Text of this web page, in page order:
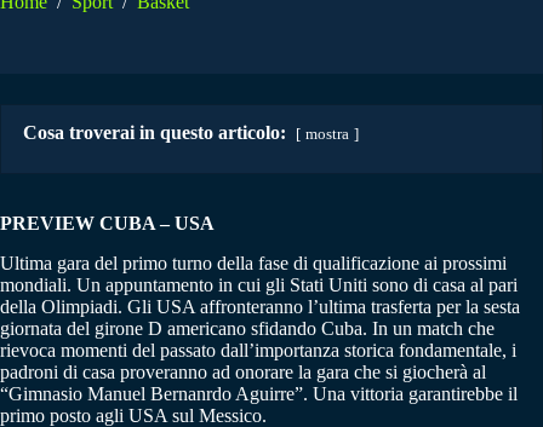
Cosa troverai in questo articolo: mostra
PREVIEW CUBA – USA
Ultima gara del primo turno della fase di qualificazione ai prossimi
mondiali. Un appuntamento in cui gli Stati Uniti sono di casa al pari
della Olimpiadi. Gli USA affronteranno l’ultima trasferta per la sesta
giornata del girone D americano sfidando Cuba. In un match che
rievoca momenti del passato dall’importanza storica fondamentale, i
padroni di casa proveranno ad onorare la gara che si giocherà al
“Gimnasio Manuel Bernanrdo Aguirre”. Una vittoria garantirebbe il
primo posto agli USA sul Messico.